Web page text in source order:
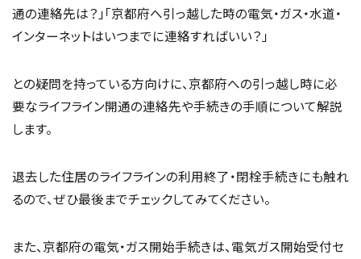
通の連絡先は？」「京都府へ引っ越した時の電気・ガス・水道・
インターネットはいつまでに連絡すればいい？」
との疑問を持っている方向けに、京都府への引っ越し時に必
要なライフライン開通の連絡先や手続きの手順について解説
します。
退去した住居のライフラインの利用終了・閉栓手続きにも触れ
るので、ぜひ最後までチェックしてみてください。
また、京都府の電気・ガス開始手続きは、電気ガス開始受付セ